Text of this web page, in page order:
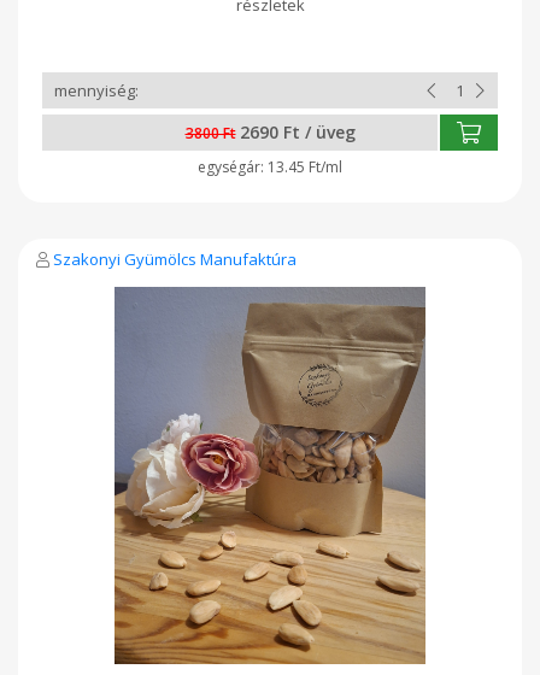
3800 Ft 2690 Ft / üveg
13.45 Ft/ml
Szakonyi Gyümölcs Manufaktúra